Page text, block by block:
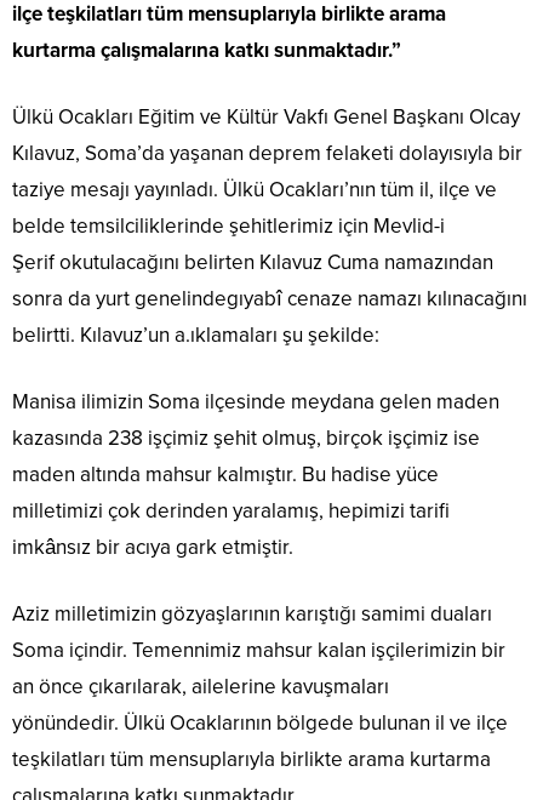
ilçe teşkilatları tüm mensuplarıyla birlikte arama
kurtarma çalışmalarına katkı sunmaktadır.”
Ülkü Ocakları Eğitim ve Kültür Vakfı Genel Başkanı Olcay
Kılavuz, Soma’da yaşanan deprem felaketi dolayısıyla bir
taziye mesajı yayınladı. Ülkü Ocakları’nın tüm il, ilçe ve
belde temsilciliklerinde şehitlerimiz için Mevlid-i
Şerif okutulacağını belirten Kılavuz Cuma namazından
sonra da yurt genelindegıyabî cenaze namazı kılınacağını
belirtti. Kılavuz’un a.ıklamaları şu şekilde:
Manisa ilimizin Soma ilçesinde meydana gelen maden
kazasında 238 işçimiz şehit olmuş, birçok işçimiz ise
maden altında mahsur kalmıştır. Bu hadise yüce
milletimizi çok derinden yaralamış, hepimizi tarifi
imkânsız bir acıya gark etmiştir.
Aziz milletimizin gözyaşlarının karıştığı samimi duaları
Soma içindir. Temennimiz mahsur kalan işçilerimizin bir
an önce çıkarılarak, ailelerine kavuşmaları
yönündedir. Ülkü Ocaklarının bölgede bulunan il ve ilçe
teşkilatları tüm mensuplarıyla birlikte arama kurtarma